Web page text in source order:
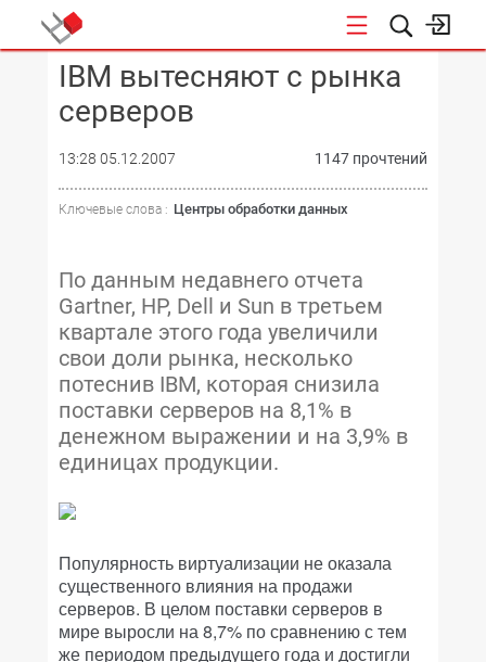
КОНФЕРЕНЦИИ
IBM вытесняют с рынка
серверов
13:28 05.12.2007 1147 прочтений
Ключевые слова : Центры обработки данных
По данным недавнего отчета
Gartner, HP, Dell и Sun в третьем
квартале этого года увеличили
свои доли рынка, несколько
потеснив IBM, которая снизила
поставки серверов на 8,1% в
денежном выражении и на 3,9% в
единицах продукции.
Популярность виртуализации не оказала
существенного влияния на продажи
серверов. В целом поставки серверов в
мире выросли на 8,7% по сравнению с тем
же периодом предыдущего года и достигли